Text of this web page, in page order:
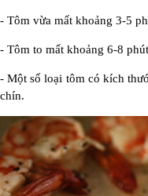
- Tôm vừa mất khoảng 3-5
- Tôm to mất khoảng 6-8
- Một số loại tôm có kích
chín.